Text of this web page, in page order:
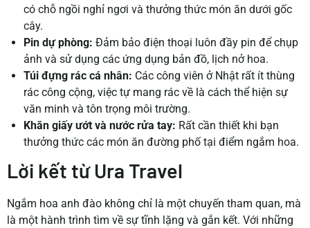
có chỗ ngồi nghỉ ngơi và thưởng thức món ăn dưới gốc
cây.
Pin dự phòng: Đảm bảo điện thoại luôn đầy pin để chụp
ảnh và sử dụng các ứng dụng bản đồ, lịch nở hoa.
Túi đựng rác cá nhân: Các công viên ở Nhật rất ít thùng
rác công cộng, việc tự mang rác về là cách thể hiện sự
văn minh và tôn trọng môi trường.
Khăn giấy ướt và nước rửa tay: Rất cần thiết khi bạn
thưởng thức các món ăn đường phố tại điểm ngắm hoa.
Lời kết từ Ura Travel
Ngắm hoa anh đào không chỉ là một chuyến tham quan, mà
là một hành trình tìm về sự tĩnh lặng và gắn kết. Với những